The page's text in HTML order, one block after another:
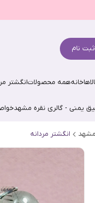
نام
خانههمه محصولاتانگشتر
یمنی - گالری نقره مشهد
مشهد انگشتر مردانه